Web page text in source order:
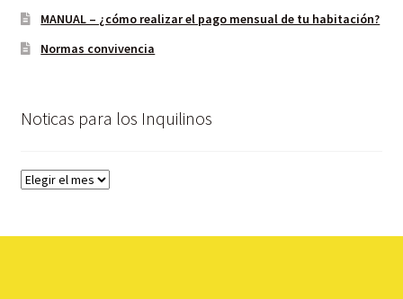
MANUAL – ¿cómo realizar el pago mensual de tu habitación?
Normas convivencia
Noticas para los Inquilinos